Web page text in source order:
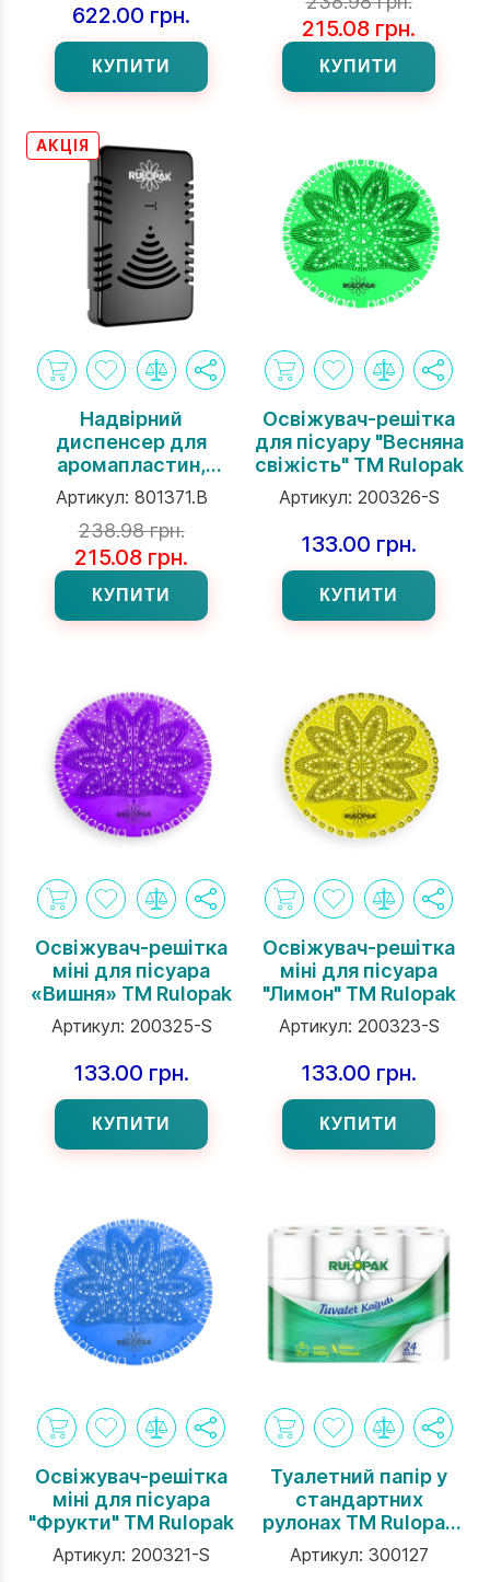
622.00 грн.
КУПИТИ
215.08 грн.
КУПИТИ
АКЦІЯ
Надвірний
диспенсер для
аромапластин,
чорний
Артикул: 801371.B
238.98 грн.
215.08 грн.
КУПИТИ
Освіжувач-решітка
для пісуару "Весняна
свіжість" ТМ Rulopak
Артикул: 200326-S
133.00 грн.
КУПИТИ
Освіжувач-решітка
міні для пісуара
«Вишня» ТМ Rulopak
Артикул: 200325-S
133.00 грн.
КУПИТИ
Освіжувач-решітка
міні для пісуара
"Лимон" ТМ Rulopak
Артикул: 200323-S
133.00 грн.
КУПИТИ
Освіжувач-решітка
міні для пісуара
"Фрукти" ТМ Rulopak
Артикул: 200321-S
Туалетний папір у
стандартних
рулонах ТМ Rulopak
2-х шаровий 24 шт. в
упаковці
Артикул: 300127